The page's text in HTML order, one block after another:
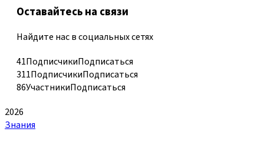
Оставайтесь на связи
Найдите нас в социальных сетях
41ПодписчикиПодписаться
311ПодписчикиПодписаться
86УчастникиПодписаться
2026
Знания